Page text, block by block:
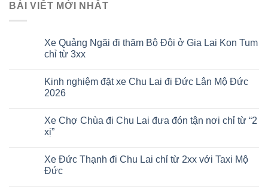
BÀI VIẾT MỚI NHẤT
Xe Quảng Ngãi đi thăm Bộ Đội ở Gia Lai Kon Tum
chỉ từ 3xx
Kinh nghiệm đặt xe Chu Lai đi Đức Lân Mộ Đức
2026
Xe Chợ Chùa đi Chu Lai đưa đón tận nơi chỉ từ “2
xị”
Xe Đức Thạnh đi Chu Lai chỉ từ 2xx với Taxi Mộ
Đức